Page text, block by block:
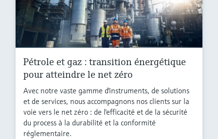
Pétrole et gaz : transition énergétique
pour atteindre le net zéro
Avec notre vaste gamme d'instruments, de solutions
et de services, nous accompagnons nos clients sur la
voie vers le net zéro : de l'efficacité et de la sécurité
du process à la durabilité et la conformité
réglementaire.